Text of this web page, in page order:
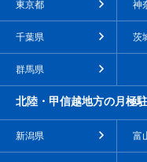
東京都 神
千葉県 茨
群馬県
北陸・甲信越地方の月極
新潟県 富